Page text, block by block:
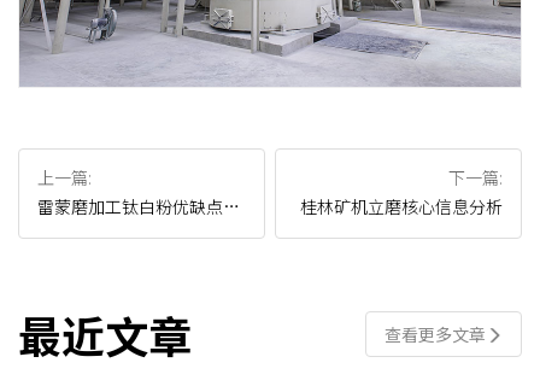
上一篇:
雷蒙磨加工钛白粉优缺点分
析
下一篇:
桂林矿机立磨核心信息分析
最近文章 查看更多文章